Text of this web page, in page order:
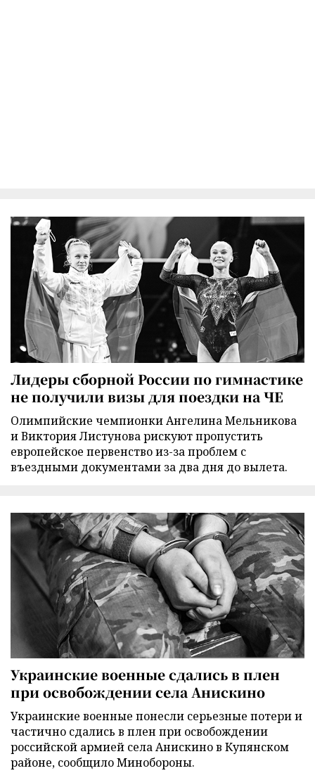
Лидеры сборной России по гимнастике
не получили визы для поездки на ЧЕ
Олимпийские чемпионки Ангелина Мельникова
и Виктория Листунова рискуют пропустить
европейское первенство из-за проблем с
въездными документами за два дня до вылета.
Украинские военные сдались в плен
при освобождении села Анискино
Украинские военные понесли серьезные потери и
частично сдались в плен при освобождении
российской армией села Анискино в Купянском
районе, сообщило Минобороны.